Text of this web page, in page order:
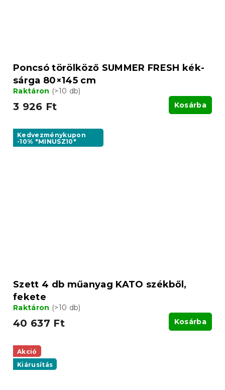
Poncsó törölköző SUMMER FRESH kék-
sárga 80×145 cm
Raktáron (>10 db)
3 926 Ft Kosárba
Kedvezménykupon
-10% "MINUSZ10"
Szett 4 db műanyag KATO székből,
fekete
Raktáron (>10 db)
40 637 Ft Kosárba
Akció
Kiárusítás